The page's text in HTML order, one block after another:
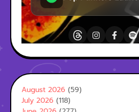
August 2026 (59)
July 2026 (118)